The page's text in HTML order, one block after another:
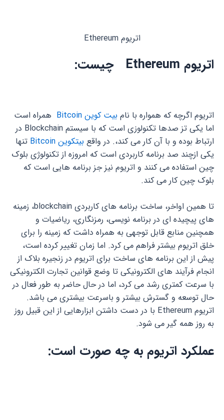
اتریوم Ethereum
اتریوم Ethereum چیست:
اتریوم اگرچه که همواره با نام بیت کوین Bitcoin
همراه است
اما یکی تز صدها تکنولوزی است که با سیستم Blockchain در
ارتباط بوده و با آن کار می کند،. در واقع بیتکوین Bitcoin
تنها
یکی ازچند صد برنامه کاربردی است که امروزه از تکنولوژی بلوک
چین استفاده می کنند و اتریوم نیز جز برنامه هایی است که
بلوک چین کار می کند.
تا همین اواخر، ساخت برنامه های کاربردی blockchain، زمینه
های پیچیده ای در برنامه نویسی، رمزنگاری، ریاضیات و
همچنین منابع قابل توجهی به همراه داشت که زمینه را برای
خلق اتریوم بیشتر فراهم می کرد. اما زمان تغییر کرده است،
پیش از این برنامه های ساخت برای اتریوم در زنجیره بلاک از
انجام فرآیند های الکترونیکی تا وضع قوانین تجارت الکترونیکی
با سرعت کمتری رشد می کرد، اما در حال حاضر به طور فعال در
حال توسعه و گسترش بیشتر و باسرعت بیشتری می باشد.
اتریوم Ethereum با در دست داشتن ابزارهایی از این قبیل روز
به روز همه گیر می شود.
عملکرد اتریوم به چه صورت است: